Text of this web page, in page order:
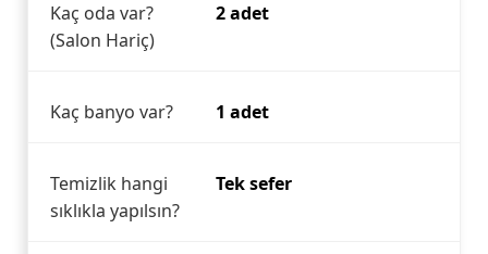
Kaç oda var?
(Salon Hariç)
2 adet
Kaç banyo var? 1 adet
Temizlik hangi
sıklıkla yapılsın?
Tek sefer